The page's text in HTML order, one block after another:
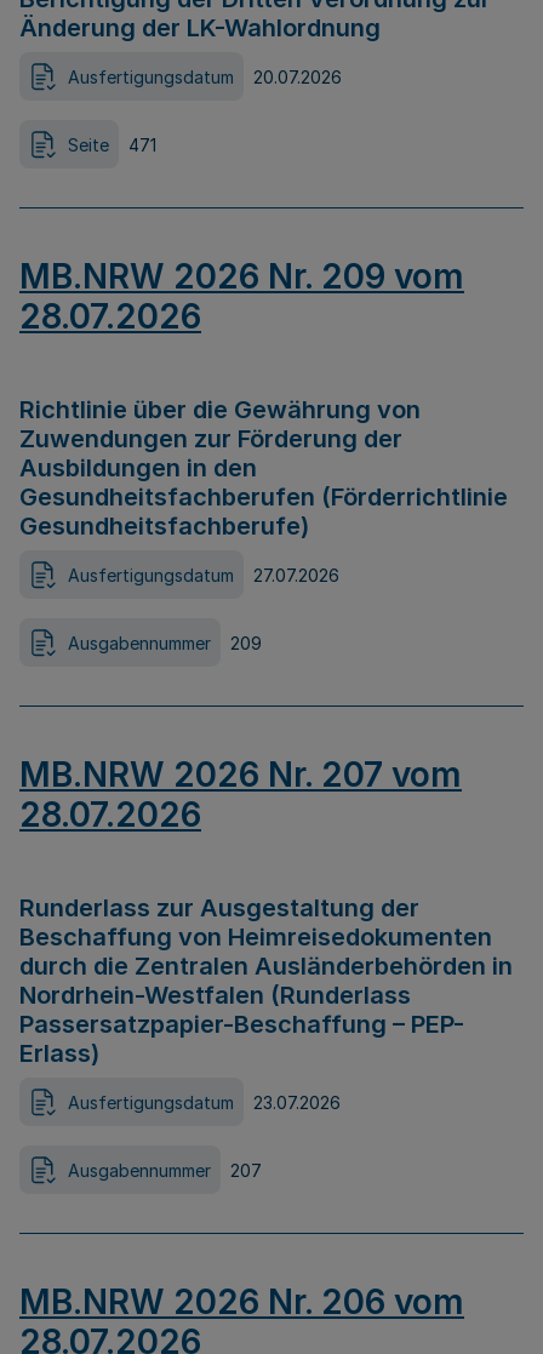
Änderung der LK-Wahlordnung
Ausfertigungsdatum 20.07.2026
Seite 471
MB.NRW 2026 Nr. 209 vom
28.07.2026
Richtlinie über die Gewährung von
Zuwendungen zur Förderung der
Ausbildungen in den
Gesundheitsfachberufen (Förderrichtlinie
Gesundheitsfachberufe)
Ausfertigungsdatum 27.07.2026
Ausgabennummer 209
MB.NRW 2026 Nr. 207 vom
28.07.2026
Runderlass zur Ausgestaltung der
Beschaffung von Heimreisedokumenten
durch die Zentralen Ausländerbehörden in
Nordrhein-Westfalen (Runderlass
Passersatzpapier-Beschaffung – PEP-
Erlass)
Ausfertigungsdatum 23.07.2026
Ausgabennummer 207
MB.NRW 2026 Nr. 206 vom
28.07.2026